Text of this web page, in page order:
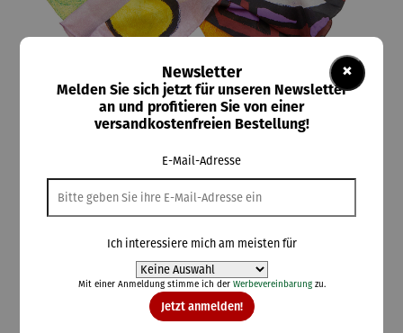
ars mundi
Säulentisch – Pablo Picasso
138,00 €
Preise inkl. MwSt. zzgl. Versandkosten
Lieferzeit: 2-3 Tage
×
Newsletter
Melden Sie sich jetzt für unseren Newsletter
an und profitieren Sie von einer
versandkostenfreien Bestellung!
E-Mail-Adresse
Ich interessiere mich am meisten für
Mit einer Anmeldung stimme ich der Werbevereinbarungzu.
Jetzt anmelden!